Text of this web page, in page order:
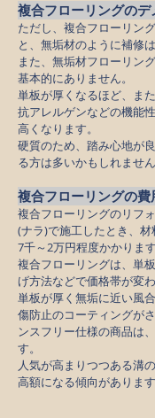
複合フローリングのデ
ただし、複合フローリン
と、無垢材のように補修
また、無垢材フローリン
基本的にありません。
単板が厚くなるほど、ま
抗アレルゲンなどの機能
高くなります。
硬質のため、踏み心地が
る方は多いかもしれません
複合フローリングの費
複合フローリングのリフ
(ナラ)で施工したとき、
7千～2万円程度かかります
複合フローリングは、単
げ方法などで価格帯が変わ
単板が厚く無垢に近い風
傷防止のコーティングが
ンスフリー仕様の商品は
す。
人気が高まりつつある溝
高額になる傾向があります